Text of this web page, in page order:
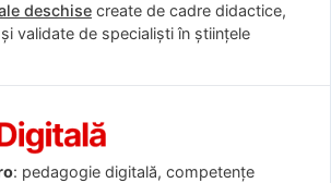
deschise create de cadre didactice,
validate de specialiști în științele
: pedagogie digitală, competențe